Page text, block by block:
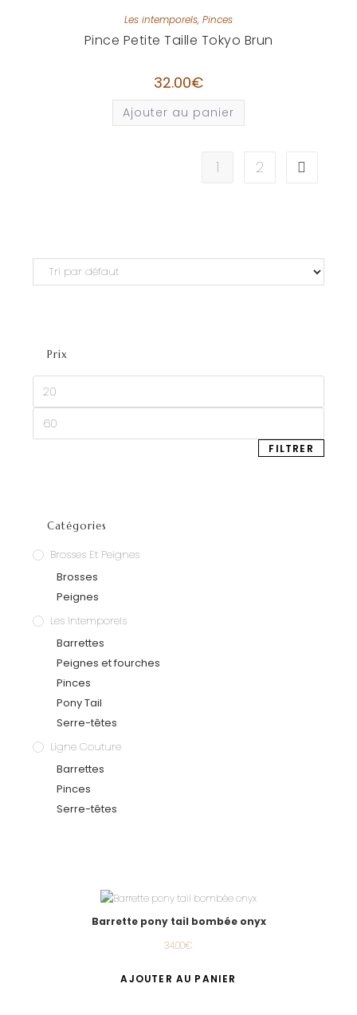
Les intemporels, Pinces
Pince Petite Taille Tokyo Brun
32.00€
Ajouter au panier
1 2
Prix
FILTRER
Catégories
Brosses Et Peignes
Brosses
Peignes
Les Intemporels
Barrettes
Peignes et fourches
Pinces
Pony Tail
Serre-têtes
Ligne Couture
Barrettes
Pinces
Serre-têtes
Barrette pony tail bombée onyx
34.00€
AJOUTER AU PANIER